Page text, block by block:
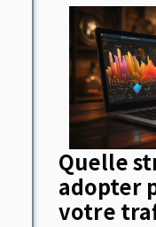
Quelle
adopter
votre